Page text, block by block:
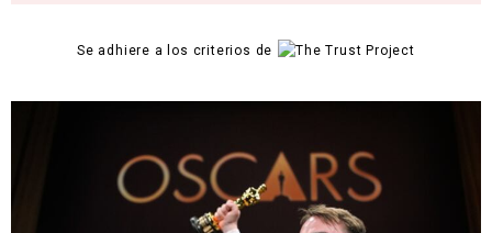
Se adhiere a los criterios de